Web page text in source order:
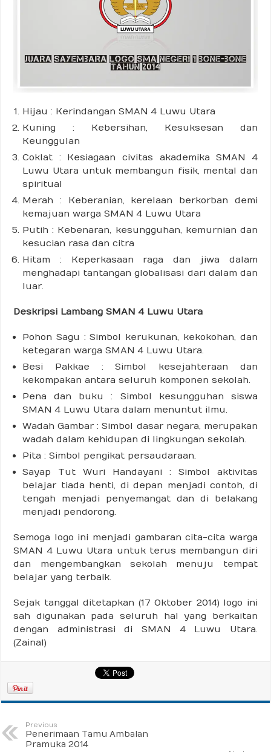
Hijau : Kerindangan SMAN 4 Luwu Utara
Kuning : Kebersihan, Kesuksesan dan
Keunggulan
Coklat : Kesiagaan civitas akademika SMAN 4
Luwu Utara untuk membangun fisik, mental dan
spiritual
Merah : Keberanian, kerelaan berkorban demi
kemajuan warga SMAN 4 Luwu Utara
Putih : Kebenaran, kesungguhan, kemurnian dan
kesucian rasa dan citra
Hitam : Keperkasaan raga dan jiwa dalam
menghadapi tantangan globalisasi dari dalam dan
luar.
Deskripsi Lambang SMAN 4 Luwu Utara
Pohon Sagu : Simbol kerukunan, kekokohan, dan
ketegaran warga SMAN 4 Luwu Utara.
Besi Pakkae : Simbol kesejahteraan dan
kekompakan antara seluruh komponen sekolah.
Pena dan buku : Simbol kesungguhan siswa
SMAN 4 Luwu Utara dalam menuntut ilmu.
Wadah Gambar : Simbol dasar negara, merupakan
wadah dalam kehidupan di lingkungan sekolah.
Pita : Simbol pengikat persaudaraan.
Sayap Tut Wuri Handayani : Simbol aktivitas
belajar tiada henti, di depan menjadi contoh, di
tengah menjadi penyemangat dan di belakang
menjadi pendorong.
Semoga logo ini menjadi gambaran cita-cita warga
SMAN 4 Luwu Utara untuk terus membangun diri
dan mengembangkan sekolah menuju tempat
belajar yang terbaik.
Sejak tanggal ditetapkan (17 Oktober 2014) logo ini
sah digunakan pada seluruh hal yang berkaitan
dengan administrasi di SMAN 4 Luwu Utara.
(Zainal)
Previous
Penerimaan Tamu Ambalan
Pramuka 2014